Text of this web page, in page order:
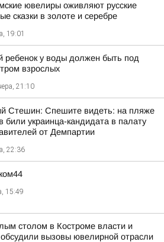
ювелиры оживляют русские
сказки в золоте и серебре
19:01
ребенок у воды должен быть под
взрослых
21:10
Стешин: Спешите видеть: на пляже
били украинца-кандидата в палату
от Демпартии
22:36
15:49
столом в Костроме власти и
обсудили вызовы ювелирной отрасли